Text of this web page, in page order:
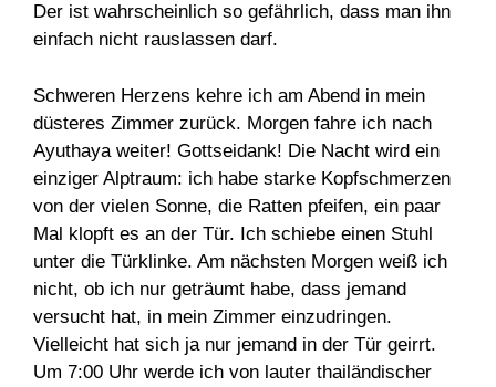
Der ist wahrscheinlich so gefährlich, dass man ihn
einfach nicht rauslassen darf.
Schweren Herzens kehre ich am Abend in mein
düsteres Zimmer zurück. Morgen fahre ich nach
Ayuthaya weiter! Gottseidank! Die Nacht wird ein
einziger Alptraum: ich habe starke Kopfschmerzen
von der vielen Sonne, die Ratten pfeifen, ein paar
Mal klopft es an der Tür. Ich schiebe einen Stuhl
unter die Türklinke. Am nächsten Morgen weiß ich
nicht, ob ich nur geträumt habe, dass jemand
versucht hat, in mein Zimmer einzudringen.
Vielleicht hat sich ja nur jemand in der Tür geirrt.
Um 7:00 Uhr werde ich von lauter thailändischer